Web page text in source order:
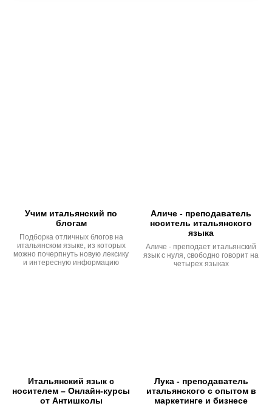
Учим итальянский по
блогам
Подборка отличных блогов на
итальянском языке, из которых
можно почерпнуть новую лексику
и интересную информацию
Аличе - преподаватель
носитель итальянского
языка
Аличе - преподает итальянский
язык с нуля, свободно говорит на
четырех языках
Итальянский язык с
носителем – Онлайн-курсы
от Антишколы
Лука - преподаватель
итальянского с опытом в
маркетинге и бизнесе